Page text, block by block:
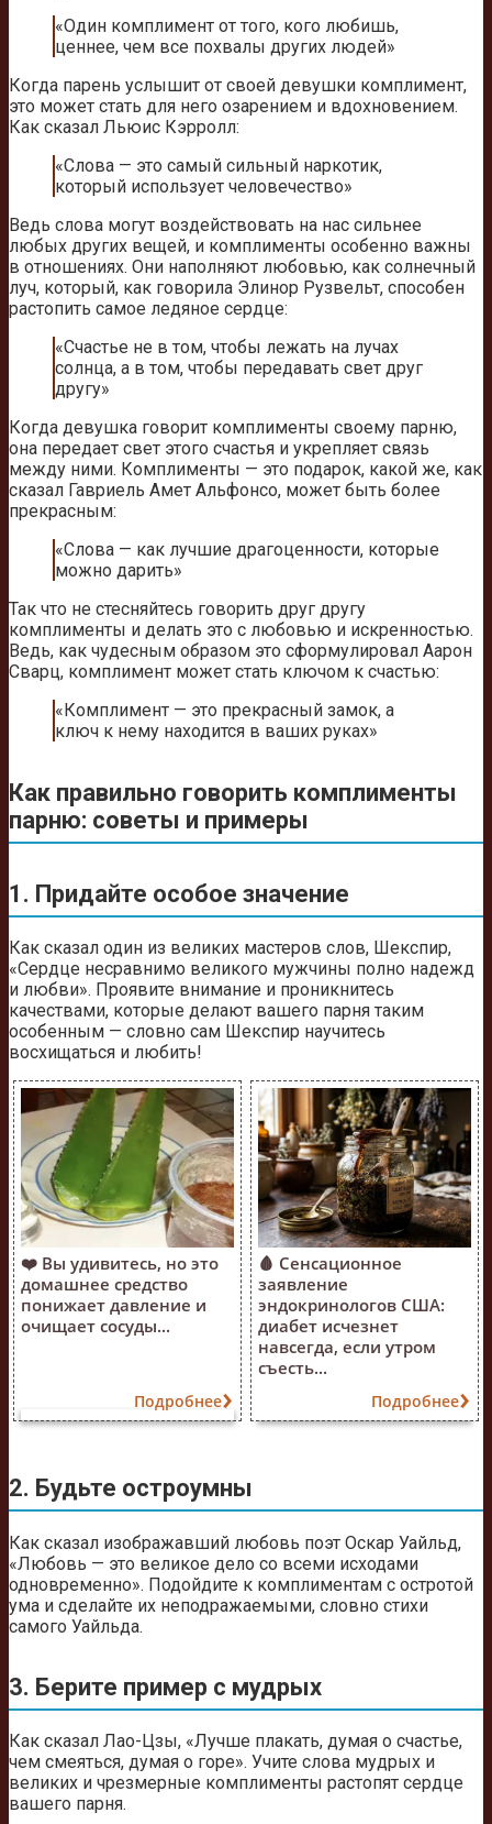
«Один комплимент от того, кого любишь,
ценнее, чем все похвалы других людей»
Когда парень услышит от своей девушки комплимент,
это может стать для него озарением и вдохновением.
Как сказал Льюис Кэрролл:
«Слова — это самый сильный наркотик,
который использует человечество»
Ведь слова могут воздействовать на нас сильнее
любых других вещей, и комплименты особенно важны
в отношениях. Они наполняют любовью, как солнечный
луч, который, как говорила Элинор Рузвельт, способен
растопить самое ледяное сердце:
«Счастье не в том, чтобы лежать на лучах
солнца, а в том, чтобы передавать свет друг
другу»
Когда девушка говорит комплименты своему парню,
она передает свет этого счастья и укрепляет связь
между ними. Комплименты — это подарок, какой же, как
сказал Гавриель Амет Альфонсо, может быть более
прекрасным:
«Слова — как лучшие драгоценности, которые
можно дарить»
Так что не стесняйтесь говорить друг другу
комплименты и делать это с любовью и искренностью.
Ведь, как чудесным образом это сформулировал Аарон
Сварц, комплимент может стать ключом к счастью:
«Комплимент — это прекрасный замок, а
ключ к нему находится в ваших руках»
Как правильно говорить комплименты
парню: советы и примеры
1. Придайте особое значение
Как сказал один из великих мастеров слов, Шекспир,
«Сердце несравнимо великого мужчины полно надежд
и любви». Проявите внимание и проникнитесь
качествами, которые делают вашего парня таким
особенным — словно сам Шекспир научитесь
восхищаться и любить!
❤️ Вы удивитесь, но это
домашнее средство
понижает давление и
очищает сосуды...
Подробнее
🩸 Сенсационное
заявление
эндокринологов США:
диабет исчезнет
навсегда, если утром
съесть...
Подробнее
2. Будьте остроумны
Как сказал изображавший любовь поэт Оскар Уайльд,
«Любовь — это великое дело со всеми исходами
одновременно». Подойдите к комплиментам с остротой
ума и сделайте их неподражаемыми, словно стихи
самого Уайльда.
3. Берите пример с мудрых
Как сказал Лао-Цзы, «Лучше плакать, думая о счастье,
чем смеяться, думая о горе». Учите слова мудрых и
великих и чрезмерные комплименты растопят сердце
вашего парня.